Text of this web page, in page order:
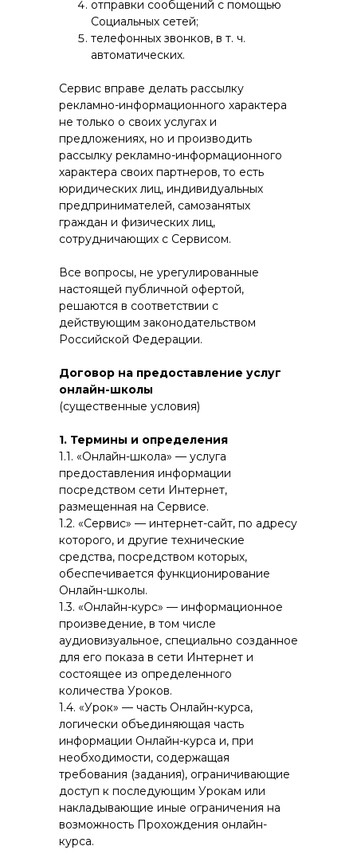
отправки сообщений с помощью
Социальных сетей;
телефонных звонков, в т. ч.
автоматических.
Сервис вправе делать рассылку
рекламно-информационного характера
не только о своих услугах и
предложениях, но и производить
рассылку рекламно-информационного
характера своих партнеров, то есть
юридических лиц, индивидуальных
предпринимателей, самозанятых
граждан и физических лиц,
сотрудничающих с Сервисом.
Все вопросы, не урегулированные
настоящей публичной офертой,
решаются в соответствии с
действующим законодательством
Российской Федерации.
Договор на предоставление услуг
онлайн-школы
(существенные условия)
1. Термины и определения
1.1. «Онлайн-школа» — услуга
предоставления информации
посредством сети Интернет,
размещенная на Сервисе.
1.2. «Сервис» — интернет-сайт, по адресу
которого, и другие технические
средства, посредством которых,
обеспечивается функционирование
Онлайн-школы.
1.3. «Онлайн-курс» — информационное
произведение, в том числе
аудиовизуальное, специально созданное
для его показа в сети Интернет и
состоящее из определенного
количества Уроков.
1.4. «Урок» — часть Онлайн-курса,
логически объединяющая часть
информации Онлайн-курса и, при
необходимости, содержащая
требования (задания), ограничивающие
доступ к последующим Урокам или
накладывающие иные ограничения на
возможность Прохождения онлайн-
курса.